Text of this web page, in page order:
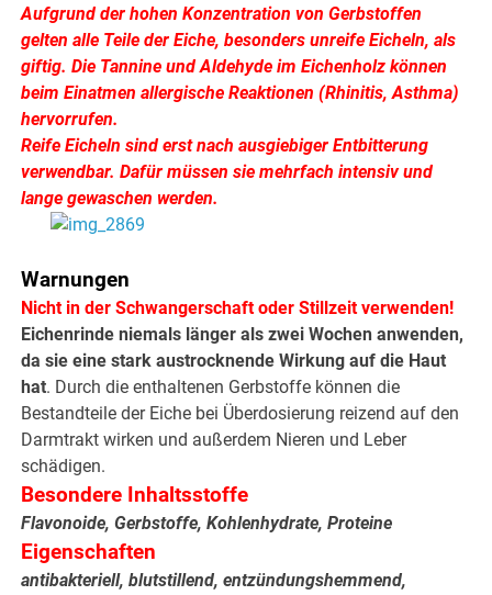
Aufgrund der hohen Konzentration von Gerbstoffen
gelten alle Teile der Eiche, besonders unreife Eicheln, als
giftig. Die Tannine und Aldehyde im Eichenholz können
beim Einatmen allergische Reaktionen (Rhinitis, Asthma)
hervorrufen.
Reife Eicheln sind erst nach ausgiebiger Entbitterung
verwendbar. Dafür müssen sie mehrfach intensiv und
lange gewaschen werden.
Warnungen
Nicht in der Schwangerschaft oder Stillzeit verwenden!
Eichenrinde niemals länger als zwei Wochen anwenden,
da sie eine stark austrocknende Wirkung auf die Haut
hat. Durch die enthaltenen Gerbstoffe können die
Bestandteile der Eiche bei Überdosierung reizend auf den
Darmtrakt wirken und außerdem Nieren und Leber
schädigen.
Besondere Inhaltsstoffe
Flavonoide, Gerbstoffe, Kohlenhydrate, Proteine
Eigenschaften
antibakteriell, blutstillend, entzündungs­­hemmend,